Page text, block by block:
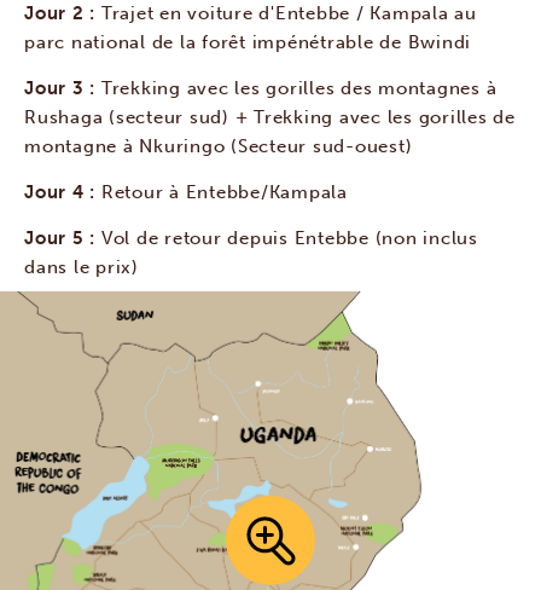
Jour 2 : Trajet en voiture d'Entebbe / Kampala au
parc national de la forêt impénétrable de Bwindi
Jour 3 : Trekking avec les gorilles des montagnes à
Rushaga (secteur sud) + Trekking avec les gorilles de
montagne à Nkuringo (Secteur sud-ouest)
Jour 4 : Retour à Entebbe/Kampala
Jour 5 : Vol de retour depuis Entebbe (non inclus
dans le prix)